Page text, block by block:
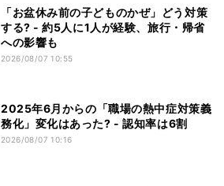
「お盆休み前の子どものかぜ」どう対策
する? - 約5人に1人が経験、旅行・帰省
への影響も
2026/08/07 10:55
2025年6月からの「職場の熱中症対策義
務化」変化はあった? - 認知率は6割
2026/08/07 10:16